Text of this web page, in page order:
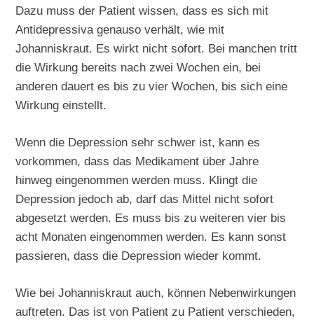
Dazu muss der Patient wissen, dass es sich mit
Antidepressiva genauso verhält, wie mit
Johanniskraut. Es wirkt nicht sofort. Bei manchen tritt
die Wirkung bereits nach zwei Wochen ein, bei
anderen dauert es bis zu vier Wochen, bis sich eine
Wirkung einstellt.
Wenn die Depression sehr schwer ist, kann es
vorkommen, dass das Medikament über Jahre
hinweg eingenommen werden muss. Klingt die
Depression jedoch ab, darf das Mittel nicht sofort
abgesetzt werden. Es muss bis zu weiteren vier bis
acht Monaten eingenommen werden. Es kann sonst
passieren, dass die Depression wieder kommt.
Wie bei Johanniskraut auch, können Nebenwirkungen
auftreten. Das ist von Patient zu Patient verschieden,